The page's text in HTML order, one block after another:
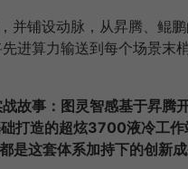
并铺设动脉，从昇腾、鲲
进算力输送到每个场景末
故事：图灵智感基于昇腾
打造的超炫3700液冷工
这套体系加持下的创新成